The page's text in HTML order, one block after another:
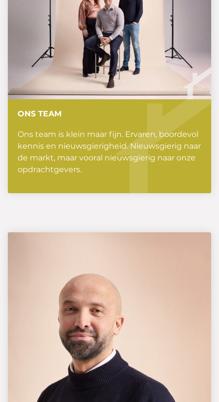
ONS TEAM
Ons team is klein maar fijn. Ervaren, boordevol
kennis en nieuwsgierigheid. Nieuwsgierig naar
de markt, maar vooral nieuwsgierig naar onze
opdrachtgevers.